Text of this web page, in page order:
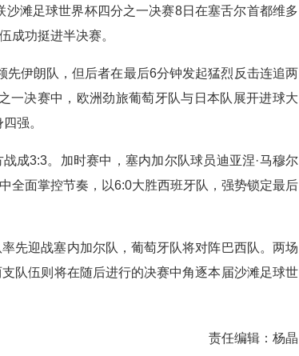
滩足球世界杯四分之一决赛8日在塞舌尔首都维多
成功挺进半决赛。
伊朗队，但后者在最后6分钟发起猛烈反击连追两
一决赛中，欧洲劲旅葡萄牙队与日本队展开进球大
强。
成3:3。加时赛中，塞内加尔队球员迪亚涅·马穆尔
全面掌控节奏，以6:0大胜西班牙队，强势锁定最后
先迎战塞内加尔队，葡萄牙队将对阵巴西队。两场
队伍则将在随后进行的决赛中角逐本届沙滩足球世
责任编辑： 杨晶